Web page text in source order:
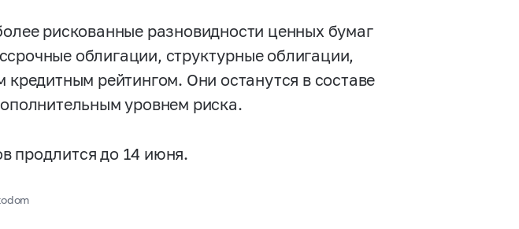
рискованные разновидности ценных бумаг
облигации, структурные облигации,
рейтингом. Они останутся в составе
уровнем риска.
продлится до 14 июня.